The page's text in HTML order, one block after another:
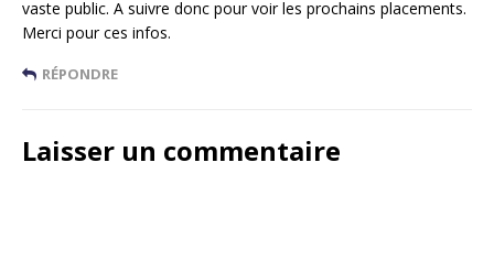
vaste public. A suivre donc pour voir les prochains placements.
Merci pour ces infos.
RÉPONDRE
Laisser un commentaire